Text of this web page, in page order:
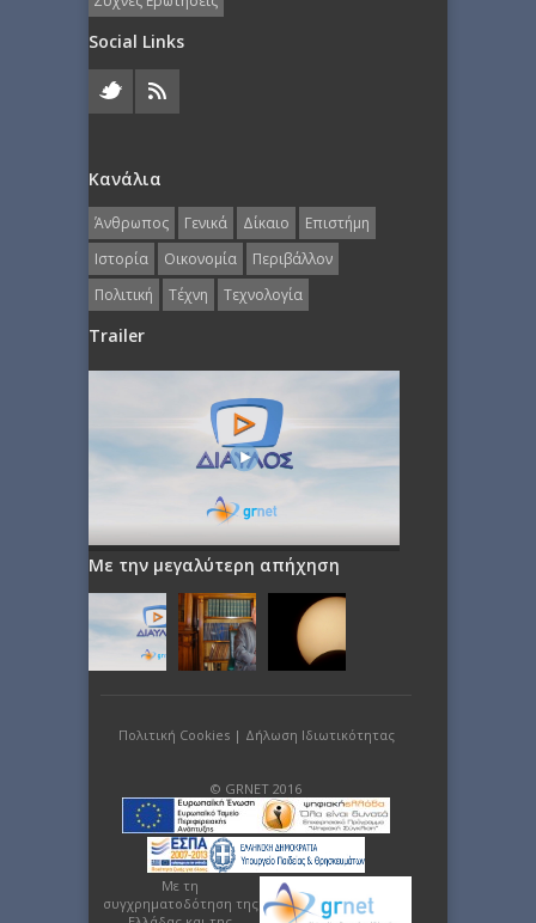
Social Links
Κανάλια
Άνθρωπος Γενικά Δίκαιο
Επιστήμη
Ιστορία
Οικονομία
Περιβάλλον
Πολιτική
Τέχνη Τεχνολογία
Trailer
Με την μεγαλύτερη απήχηση
Πολιτική Cookies| Δήλωση Ιδιωτικότητας
© GRNET 2016
Με τη
συγχρηματοδότηση της